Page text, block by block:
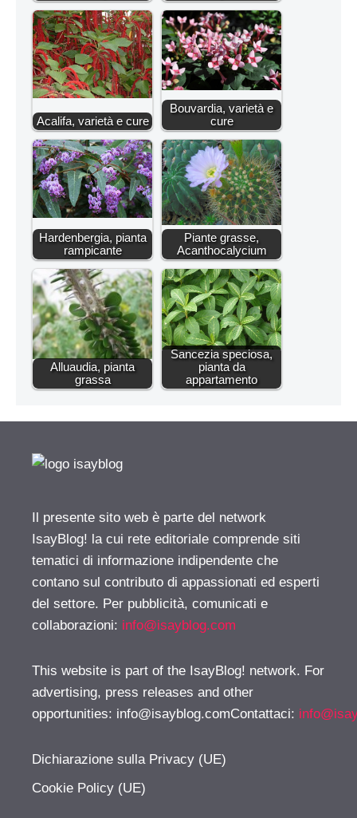
Acalifa, varietà e cure
Bouvardia, varietà e
cure
Hardenbergia, pianta
rampicante
Piante grasse,
Acanthocalycium
Alluaudia, pianta
grassa
Sancezia speciosa,
pianta da
appartamento
Il presente sito web è parte del network
IsayBlog! la cui rete editoriale comprende siti
tematici di informazione indipendente che
contano sul contributo di appassionati ed esperti
del settore. Per pubblicità, comunicati e
collaborazioni: info@isayblog.com
This website is part of the IsayBlog! network. For
advertising, press releases and other
opportunities: info@isayblog.comContattaci:
Dichiarazione sulla Privacy (UE)
Cookie Policy (UE)